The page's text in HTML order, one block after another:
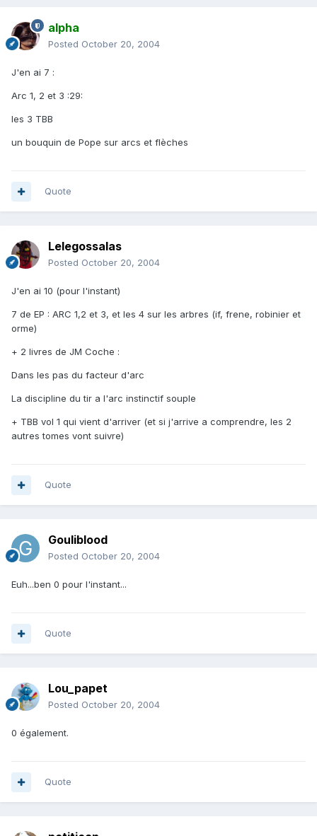
alpha
Posted October 20, 2004
J'en ai 7 :
Arc 1, 2 et 3 :29:
les 3 TBB
un bouquin de Pope sur arcs et flèches
Quote
Lelegossalas
Posted October 20, 2004
J'en ai 10 (pour l'instant)
7 de EP : ARC 1,2 et 3, et les 4 sur les arbres (if, frene, robinier et
orme)
+ 2 livres de JM Coche :
Dans les pas du facteur d'arc
La discipline du tir a l'arc instinctif souple
+ TBB vol 1 qui vient d'arriver (et si j'arrive a comprendre, les 2
autres tomes vont suivre)
Quote
Gouliblood
Posted October 20, 2004
Euh...ben 0 pour l'instant...
Quote
Lou_papet
Posted October 20, 2004
0 également.
Quote